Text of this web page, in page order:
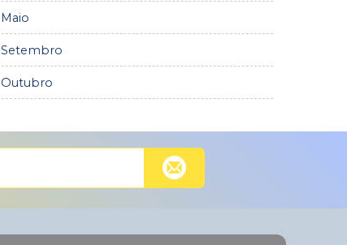
Maio
Setembro
Outubro